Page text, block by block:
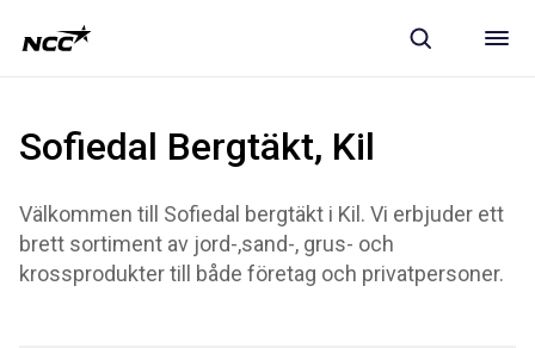
Sofiedal Bergtäkt, Kil
Välkommen till Sofiedal bergtäkt i Kil. Vi erbjuder ett
brett sortiment av jord-,sand-, grus- och
krossprodukter till både företag och privatpersoner.